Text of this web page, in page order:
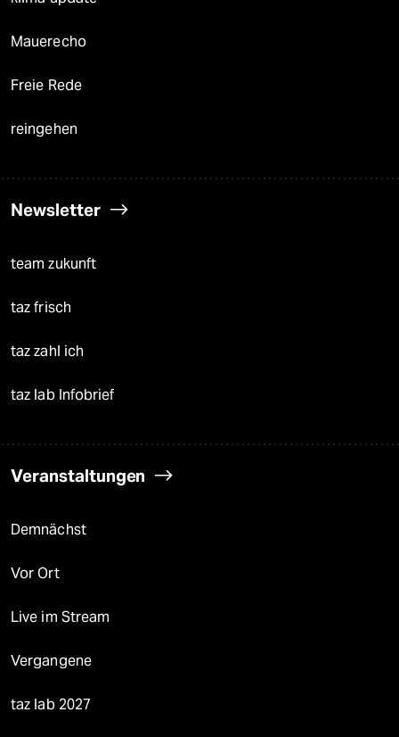
Mauerecho
Freie Rede
reingehen
Newsletter
team zukunft
taz frisch
taz zahl ich
taz lab Infobrief
Veranstaltungen
Demnächst
Vor Ort
Live im Stream
Vergangene
taz lab 2027